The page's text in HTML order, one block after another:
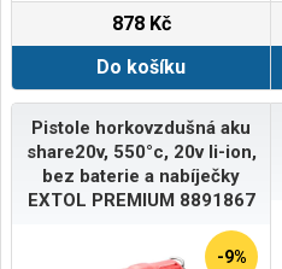
878 Kč
Do košíku
Pistole horkovzdušná aku
share20v, 550°c, 20v li-ion,
bez baterie a nabíječky
EXTOL PREMIUM 8891867
-9%